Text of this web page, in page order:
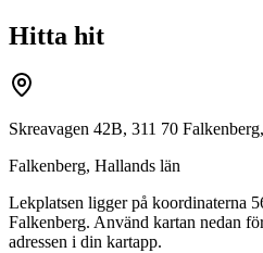
Hitta hit
Skreavagen 42B, 311 70
Falkenberg, Hallands län
Lekplatsen ligger på koordinaterna
Falkenberg. Använd kartan nedan
adressen i din kartapp.